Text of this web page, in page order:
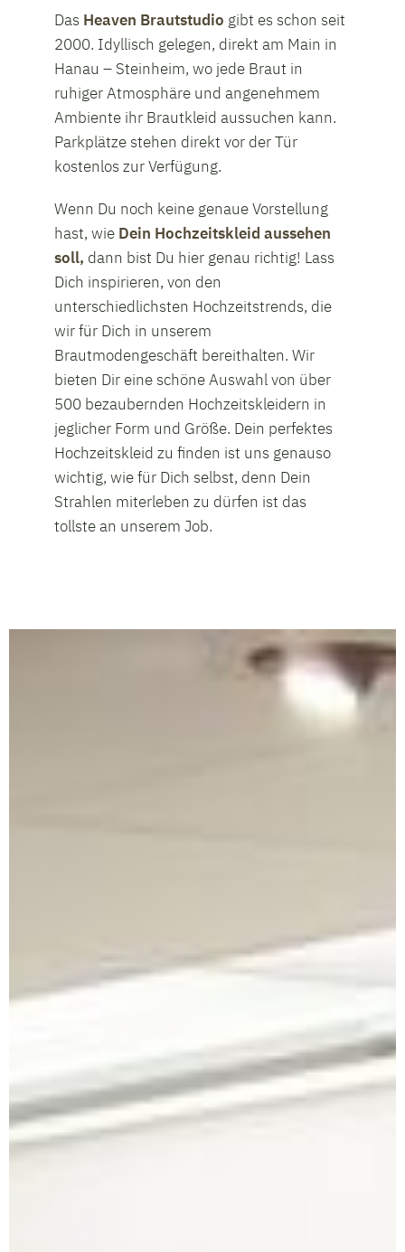
Das Heaven Brautstudio gibt es schon seit
2000. Idyllisch gelegen, direkt am Main in
Hanau – Steinheim, wo jede Braut in
ruhiger Atmosphäre und angenehmem
Ambiente ihr Brautkleid aussuchen kann.
Parkplätze stehen direkt vor der Tür
kostenlos zur Verfügung.
Wenn Du noch keine genaue Vorstellung
hast, wie Dein Hochzeitskleid aussehen
soll, dann bist Du hier genau richtig! Lass
Dich inspirieren, von den
unterschiedlichsten Hochzeitstrends, die
wir für Dich in unserem
Brautmodengeschäft bereithalten. Wir
bieten Dir eine schöne Auswahl von über
500 bezaubernden Hochzeitskleidern in
jeglicher Form und Größe. Dein perfektes
Hochzeitskleid zu finden ist uns genauso
wichtig, wie für Dich selbst, denn Dein
Strahlen miterleben zu dürfen ist das
tollste an unserem Job.